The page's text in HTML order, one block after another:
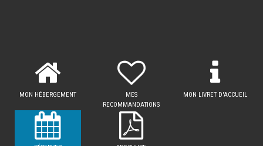
MON HÉBERGEMENT
MES
RECOMMANDATIONS
MON LIVRET D'ACCUEIL